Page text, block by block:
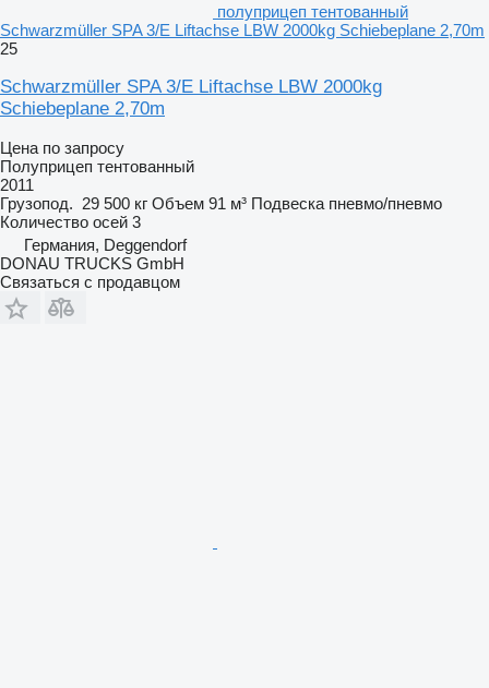
полуприцеп тентованный
Schwarzmüller SPA 3/E Liftachse LBW 2000kg Schiebeplane 2,70m
25
Schwarzmüller SPA 3/E Liftachse LBW 2000kg
Schiebeplane 2,70m
Цена по запросу
Полуприцеп тентованный
2011
Грузопод. 29 500 кг Объем 91 м³ Подвеска пневмо/пневмо
Количество осей 3
Германия, Deggendorf
DONAU TRUCKS GmbH
Связаться с продавцом